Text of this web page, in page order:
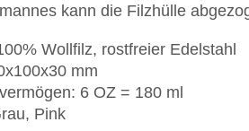
kann die Filzhülle
Wollfilz, rostfreier Edelstahl
mm
6 OZ = 180 ml
Pink